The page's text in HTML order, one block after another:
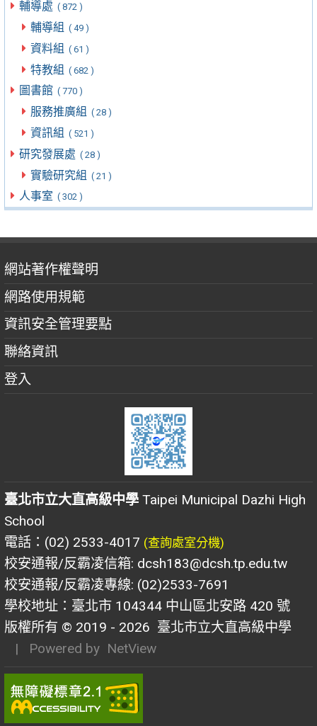
輔導處 ( 872 )
輔導組 ( 49 )
資料組 ( 61 )
特教組 ( 682 )
圖書館 ( 770 )
服務推廣組 ( 28 )
資訊組 ( 521 )
研究發展處 ( 28 )
實驗研究組 ( 21 )
人事室 ( 302 )
網站著作權聲明
網路使用規範
資訊安全管理要點
聯絡資訊
登入
臺北市立大直高級中學 Taipei Municipal Dazhi High
School
電話：(02) 2533-4017 (查詢處室分機)
校安通報/反霸凌信箱: dcsh183@dcsh.tp.edu.tw
校安通報/反霸凌專線: (02)2533-7691
學校地址：臺北市 104344 中山區北安路 420 號
版權所有 © 2019 - 2026 臺北市立大直高級中學
| Powered by NetView